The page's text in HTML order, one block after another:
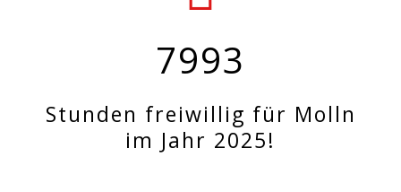
7993
Stunden freiwillig für Molln
im Jahr 2025!